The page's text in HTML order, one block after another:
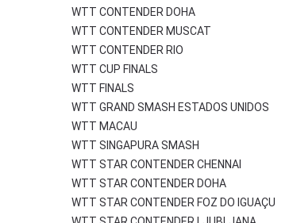
WTT CONTENDER DOHA
WTT CONTENDER MUSCAT
WTT CONTENDER RIO
WTT CUP FINALS
WTT FINALS
WTT GRAND SMASH ESTADOS UNIDOS
WTT MACAU
WTT SINGAPURA SMASH
WTT STAR CONTENDER CHENNAI
WTT STAR CONTENDER DOHA
WTT STAR CONTENDER FOZ DO IGUAÇU